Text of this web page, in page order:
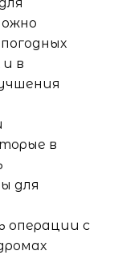
и в
в
для
операции с